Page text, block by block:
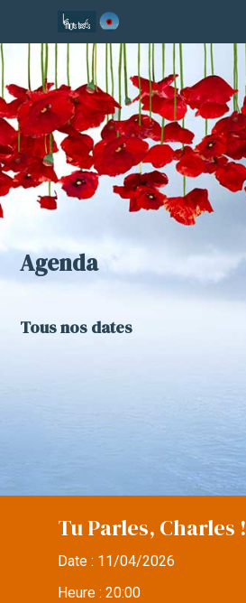
to
main
content
Agenda
Tous nos dates
Tu Parles, Charles !
Date : 11/04/2026
Heure :20:00